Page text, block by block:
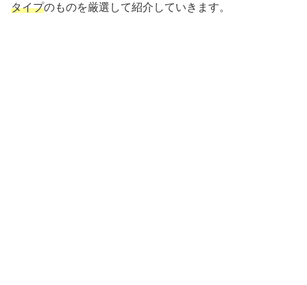
タイプのものを厳選して紹介していきます。